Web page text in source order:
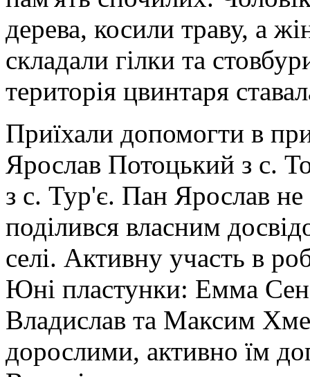
дерева, косили траву, а
складали гілки та
територія цвинтаря
Приїхали допомогти в
Ярослав Потоцький з с.
з с. Тур'є. Пан Ярослав не
поділився власним
селі. Активну участь в
Юні пластунки: Емма
Владислав та Максим
дорослими, активно їм